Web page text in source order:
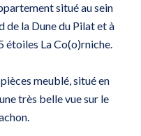
situé au sein
de la Dune du Pilat et à
étoiles La Co(o)rniche.
meublé, situé en
très belle vue sur le